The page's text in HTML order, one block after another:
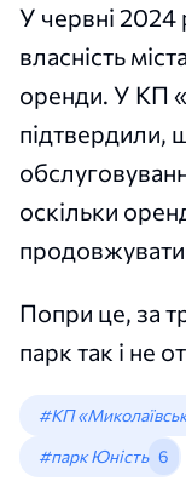
У червні 2024
власність
оренди. У КП
підтвердили,
оскільки
продовжувати
Попри це, за
парк так і не
#КП
#парк Юність 6